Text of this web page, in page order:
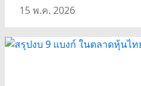
15 พ.ค. 2026